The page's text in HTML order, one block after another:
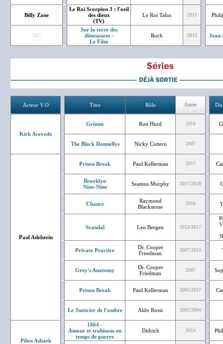
Billy Zane
Le Roi Scorpion 3 : l'oeil
des dieux
(TV)
Le Roi Talus 2011
NC
Sur la terre des
dinosaures -
Le Film
Roch 2013
Acteur V.O Titre Rôle Année
Kirk Acevedo
Grimm Ron Hurd 2014
The Black Donnellys Nicky Cottero 2007
Paul Adelstein
Prison Break Paul Kellerman 2017
Brooklyn
Nine-Nine
Seamus Murphy 2017/2018
Chance
Raymond
Blackstone
2016
Scandal Leo Bergen 2013/2017
Private Practice
Dr. Cooper
Freedman
2007/2013
Grey's Anatomy
Dr. Cooper
Friedman
2007
Prison Break Paul Kellerman 2005/2017
Le Justicier de l'ombre Aldo Rossi 2002/2004
Pilou Asbaek
1864 -
Amour et trahisons en
temps de guerre
Didrich 2014